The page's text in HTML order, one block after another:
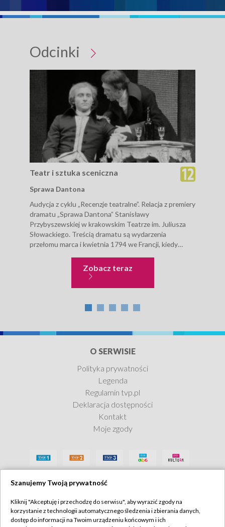
Odcinki
Teatr i sztuka sceniczna
Sprawa Dantona
Audycja z cyklu „Recenzje teatralne”. Relacja z premiery
dramatu „Sprawa Dantona” Stanisławy
Przybyszewskiej w krakowskim Teatrze im. Juliusza
Słowackiego. Treścią dramatu są wydarzenia
przełomu marca i kwietnia 1794 we Francji, kiedy
Zobacz terazTeatr i sztuka sceniczna
O SERWISIE
Polityka prywatności
Legenda
Regulamin tvp.pl
Deklaracja dostępności
Kontakt
Moje zgody
Szanujemy Twoją prywatność
Kliknij "Akceptuję i przechodzę do serwisu", aby wyrazić zgody na
korzystanie z technologii automatycznego śledzenia i zbierania danych,
dostęp do informacji na Twoim urządzeniu końcowym i ich